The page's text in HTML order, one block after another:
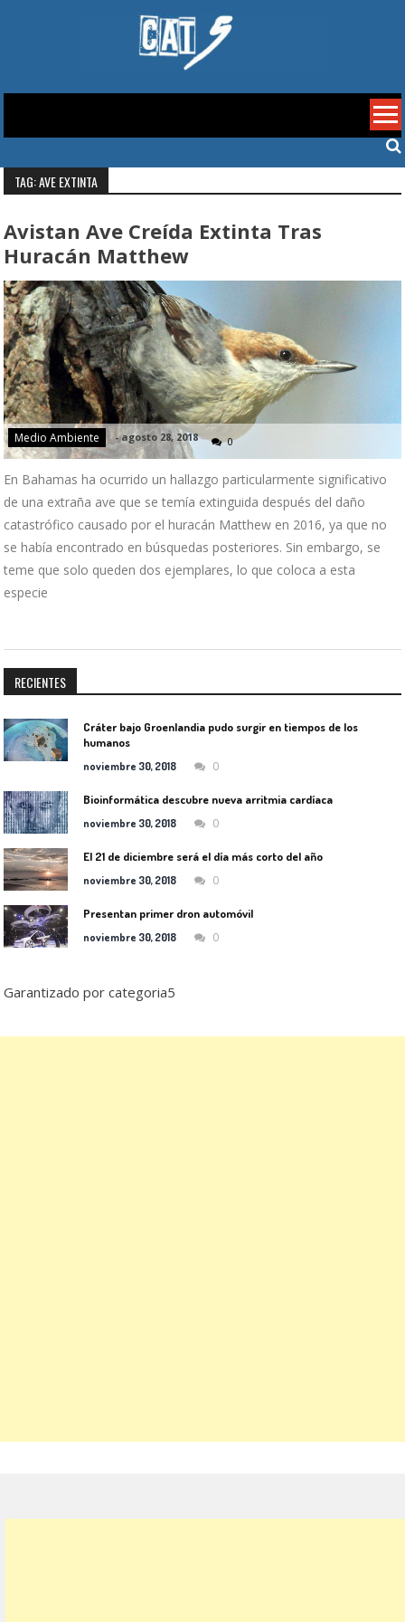
Cat 5
TAG: AVE EXTINTA
Avistan Ave Creída Extinta Tras
Huracán Matthew
Medio Ambiente -agosto 28, 2018 0
En Bahamas ha ocurrido un hallazgo particularmente significativo
de una extraña ave que se temía extinguida después del daño
catastrófico causado por el huracán Matthew en 2016, ya que no
se había encontrado en búsquedas posteriores. Sin embargo, se
teme que solo queden dos ejemplares, lo que coloca a esta
especie
RECIENTES
Cráter bajo Groenlandia pudo surgir en tiempos de los
humanos
noviembre 30, 2018 0
Bioinformática descubre nueva arritmia cardíaca
noviembre 30, 2018 0
El 21 de diciembre será el día más corto del año
noviembre 30, 2018 0
Presentan primer dron automóvil
noviembre 30, 2018 0
Garantizado por categoria5